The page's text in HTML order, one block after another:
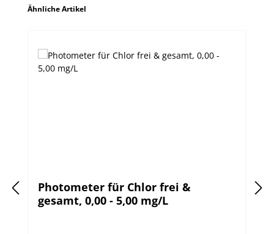
Produktgalerie überspringen
Ähnliche Artikel
Photometer für Chlor frei &
gesamt, 0,00 - 5,00 mg/L